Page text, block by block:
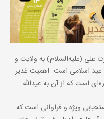
علی (علیه‌السلام) به ولایت و
عید اسلامی است. اهمیت غدیر
است که از آن به عیدالله
ویژه و فراوانی است که